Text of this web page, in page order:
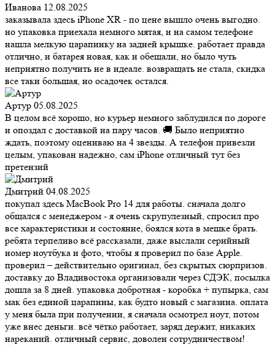
Иванова 12.08.2025
заказывала здесь iPhone XR - по цене вышло очень выгодно.
но упаковка приехала немного мятая, и на самом телефоне
нашла мелкую царапинку на задней крышке. работает правда
отлично, и батарея новая, как и обещали, но было чуть
неприятно получить не в идеале. возвращать не стала, скидка
все таки большая, но осадочек остался.
Артур 05.08.2025
В целом всё хорошо, но курьер немного заблудился по дороге
и опоздал с доставкой на пару часов. 🚚 Было неприятно
ждать, поэтому оцениваю на 4 звезды. А телефон привезли
целым, упакован надежно, сам iPhone отличный тут без
претензий
Дмитрий 04.08.2025
покупал здесь MacBook Pro 14 для работы. сначала долго
общался с менеджером - я очень скрупулезный, спросил про
все характеристики и состояние, боялся кота в мешке брать.
ребята терпеливо всё рассказали, даже выслали серийный
номер ноутбука и фото, чтобы я проверил по базе Apple.
проверил – действительно оригинал, без скрытых сюрпризов.
доставку до Владивостока организовали через СДЭК, посылка
дошла за 8 дней. упаковка добротная - коробка + пупырка, сам
мак без единой царапины, как будто новый с магазина. оплата
у меня была при получении, я сначала осмотрел ноут, потом
уже внес деньги. всё чётко работает, заряд держит, никаких
нареканий. отличный сервис, доволен сотрудничеством!